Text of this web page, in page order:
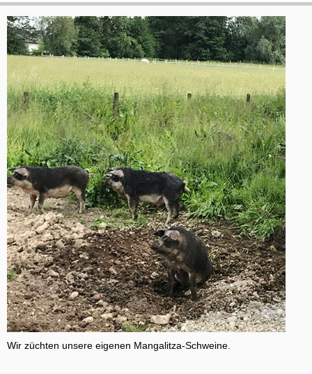
Wir züchten unsere eigenen Mangalitza-Schweine.